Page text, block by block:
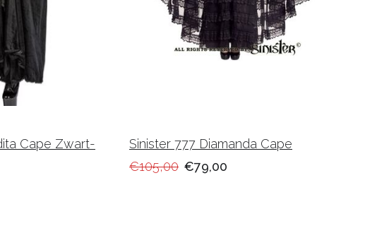
Cape Zwart-
Sinister 777 Diamanda Cape
€105,00 €79,00